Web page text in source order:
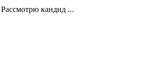
кандид ...